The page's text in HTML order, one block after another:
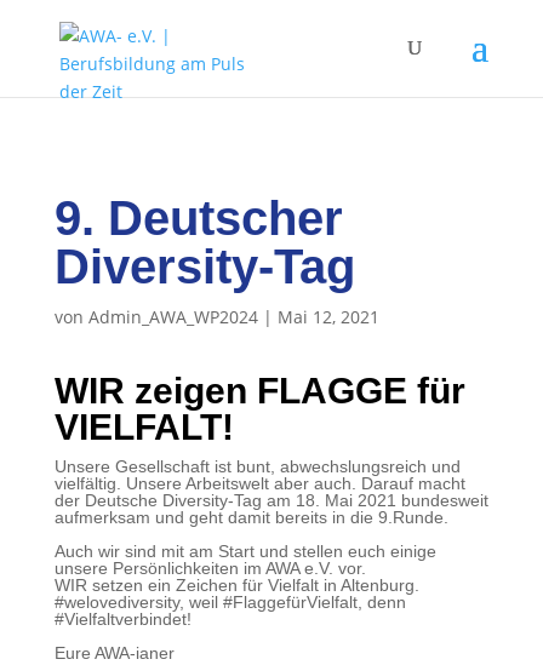
9. Deutscher
Diversity-Tag
von Admin_AWA_WP2024| Mai 12, 2021
WIR zeigen FLAGGE für
VIELFALT!
Unsere Gesellschaft ist bunt, abwechslungsreich und
vielfältig. Unsere Arbeitswelt aber auch. Darauf macht
der Deutsche Diversity-Tag am 18. Mai 2021 bundesweit
aufmerksam und geht damit bereits in die 9.Runde.
Auch wir sind mit am Start und stellen euch einige
unsere Persönlichkeiten im AWA e.V. vor.
WIR setzen ein Zeichen für Vielfalt in Altenburg.
#welovediversity, weil #FlaggefürVielfalt, denn
#Vielfaltverbindet!
Eure AWA-ianer